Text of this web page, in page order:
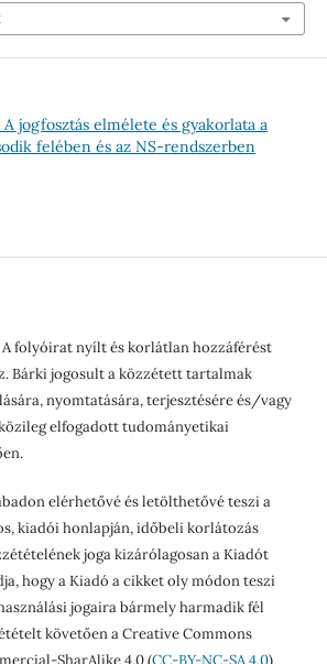
A jogfosztás elmélete és gyakorlata a
felében és az NS-rendszerben
A folyóirat nyílt és korlátlan hozzáférést
Bárki jogosult a közzétett tartalmak
nyomtatására, terjesztésére és/vagy
elfogadott tudományetikai
elérhetővé és letölthetővé teszi a
kiadói honlapján, időbeli korlátozás
joga kizárólagosan a Kiadót
hogy a Kiadó a cikket oly módon teszi
jogaira bármely harmadik fél
követően a Creative Commons
SharAlike 4.0 (CC-BY-NC-SA 4.0)